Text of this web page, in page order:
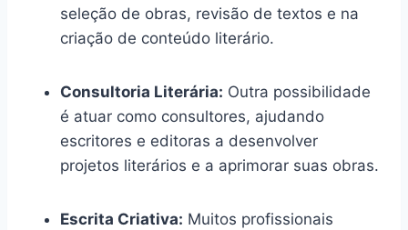
seleção de obras, revisão de textos e na
criação de conteúdo literário.
Consultoria Literária: Outra possibilidade
é atuar como consultores, ajudando
escritores e editoras a desenvolver
projetos literários e a aprimorar suas obras.
Escrita Criativa: Muitos profissionais